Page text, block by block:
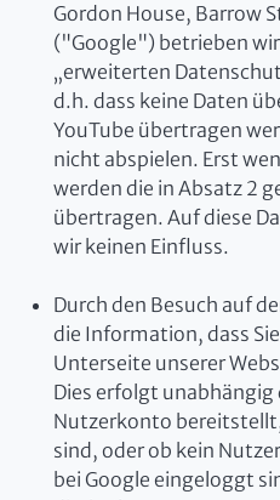
Gordon House, Barrow
("Google") betrieben
„erweiterten
d.h. dass keine Daten
YouTube übertragen
nicht abspielen. Erst
werden die in Absatz 2
übertragen. Auf diese
wir keinen Einfluss.
Durch den Besuch auf
die Information, dass
Unterseite unserer
Dies erfolgt unabhängig
Nutzerkonto
sind, oder ob kein
bei Google eingeloggt